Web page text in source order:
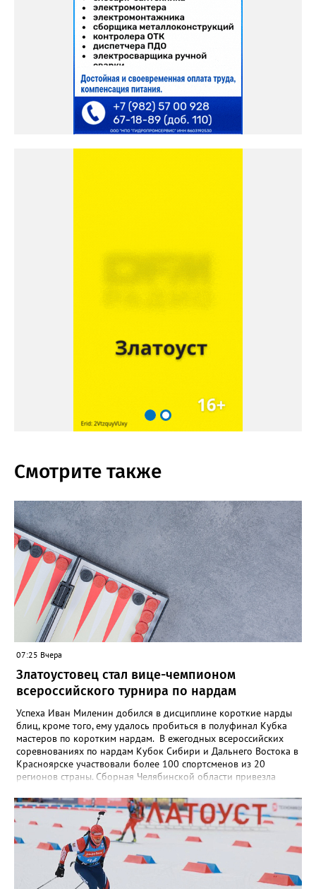
Смотрите также
07:25 Вчера
Златоустовец стал вице-чемпионом
всероссийского турнира по нардам
Успеха Иван Миленин добился в дисциплине короткие нарды
блиц, кроме того, ему удалось пробиться в полуфинал Кубка
мастеров по коротким нардам. В ежегодных всероссийских
соревнованиях по нардам Кубок Сибири и Дальнего Востока в
Красноярске участвовали более 100 спортсменов из 20
регионов страны. Сборная Челябинской области привезла
земляк, это три золота Ксении Нагаевой и Екатерины
Дроздовой из Челябинска, бронза представительницы Миасса
Ирины Зобковой и челябинца Сергея Лютова. Ещё одну
бронзу в общую копилку положила чемпионка турнира
Екатерина Дроздова.